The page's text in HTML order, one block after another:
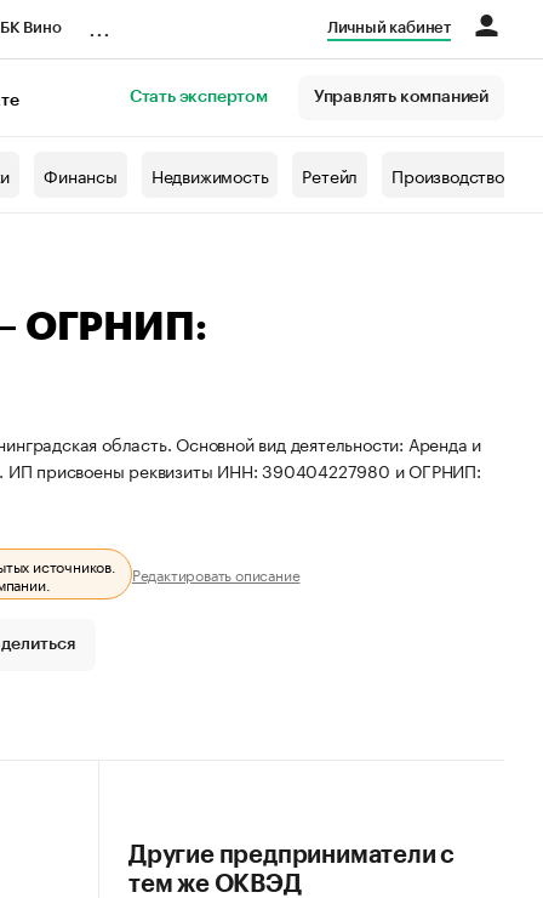
Вино Личный кабинет
Стать экспертом Управлять компанией
Финансы Недвижимость Ретейл Производство
— ОГРНИП:
область. Основной вид деятельности: Аренда и
ИП присвоены реквизиты ИНН: 390404227980 и ОГРНИП:
источников.
Редактировать описание
Другие предприниматели с
тем же ОКВЭД